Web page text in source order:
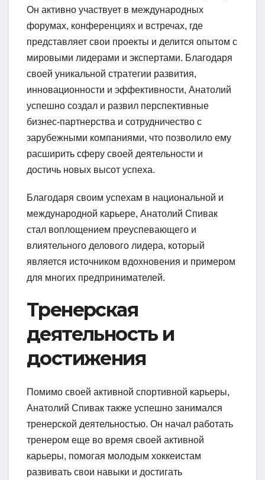
Он активно участвует в международных
форумах, конференциях и встречах, где
представляет свои проекты и делится опытом с
мировыми лидерами и экспертами. Благодаря
своей уникальной стратегии развития,
инновационности и эффективности, Анатолий
успешно создал и развил перспективные
бизнес-партнерства и сотрудничество с
зарубежными компаниями, что позволило ему
расширить сферу своей деятельности и
достичь новых высот успеха.
Благодаря своим успехам в национальной и
международной карьере, Анатолий Спивак
стал воплощением преуспевающего и
влиятельного делового лидера, который
является источником вдохновения и примером
для многих предпринимателей.
Тренерская
деятельность и
достижения
Помимо своей активной спортивной карьеры,
Анатолий Спивак также успешно занимался
тренерской деятельностью. Он начал работать
тренером еще во время своей активной
карьеры, помогая молодым хоккеистам
развивать свои навыки и достигать